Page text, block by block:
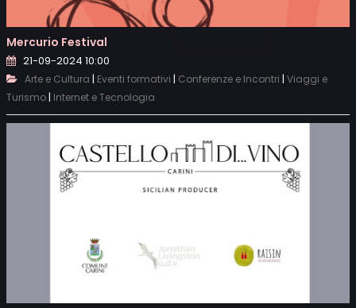
Mercurio Festival
21-09-2024 10:00
Arte e Cultura | Eventi formativi | Conferenze e Incontri | Viaggi e
Turismo | Internet e Tecnologia